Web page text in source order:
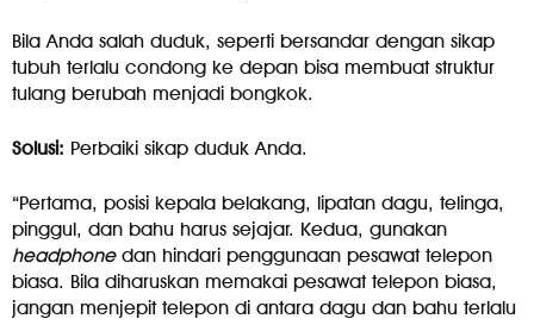
Bila Anda salah duduk, seperti bersandar dengan sikap
tubuh terlalu condong ke depan bisa membuat struktur
tulang berubah menjadi bongkok.
Solusi: Perbaiki sikap duduk Anda.
“Pertama, posisi kepala belakang, lipatan dagu, telinga,
pinggul, dan bahu harus sejajar. Kedua, gunakan
headphonedan hindari penggunaan pesawat telepon
biasa. Bila diharuskan memakai pesawat telepon biasa,
jangan menjepit telepon di antara dagu dan bahu terlalu